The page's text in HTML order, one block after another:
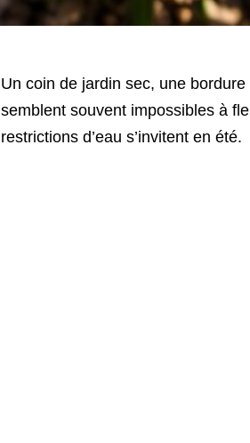
Un coin de jardin sec, une
semblent souvent impossibles à
restrictions d’eau s’invitent en été.